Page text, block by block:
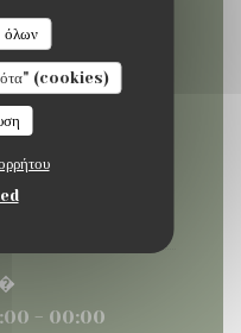
όλων
(cookies)
- 00:00